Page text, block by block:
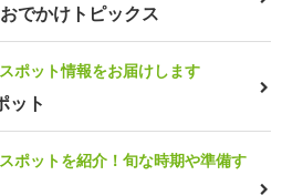
でかけトピックス
ポット情報をお届けします
ット
ポットを紹介！旬な時期や準備す